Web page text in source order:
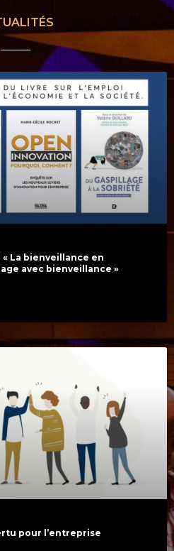
La bienveillance en
avec bienveillance »
pour l’entreprise